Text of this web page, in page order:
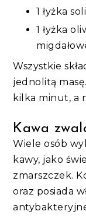
1 łyżka
1 łyżka
Wszystkie
jednolitą
kilka minut, a
Kawa
Wiele osób
kawy, jako
zmarszczek.
oraz posiada